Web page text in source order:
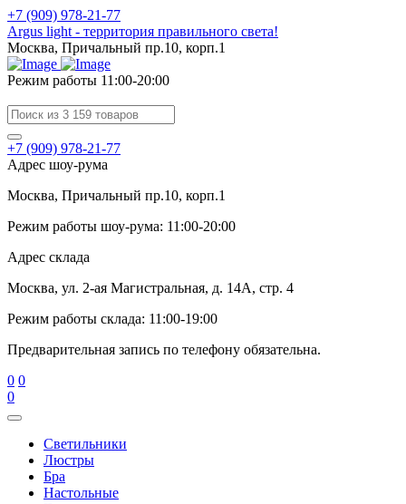
+7 (909) 978-21-77
Argus light - территория правильного света!
Москва, Причальный пр.10, корп.1
Режим работы 11:00-20:00
+7 (909) 978-21-77
Адрес шоу-рума
Москва, Причальный пр.10, корп.1
Режим работы шоу-рума: 11:00-20:00
Адрес склада
Москва, ул. 2-ая Магистральная, д. 14А, стр. 4
Режим работы склада: 11:00-19:00
Предварительная запись по телефону обязательна.
0 0
0
Cветильники
Люстры
Бра
Настольные